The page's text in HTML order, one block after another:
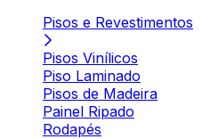
Pisos e Revestimentos
Pisos Vinílicos
Piso Laminado
Pisos de Madeira
Painel Ripado
Rodapés